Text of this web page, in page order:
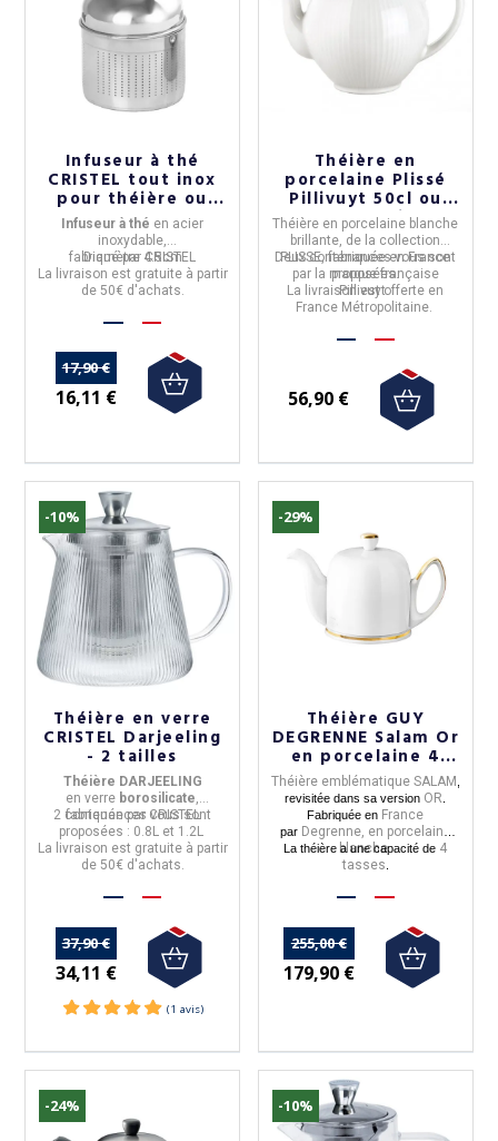
(5 avis)
Infuseur à thé
CRISTEL tout inox
pour théière ou
mug
Infuseur à thé en acier
inoxydable
fabriqué parCRISTEL
Diamètre 4.5cm
La livraison est gratuite à partir
de 50€ d'achats.
17,90 €
16,11 €
Théière en
porcelaine Plissé
Pillivuyt 50cl ou
150cl - 2 tailles
Théière en porcelaine blanche
brillante , de la collection
PLISSE, fabriquée enFrance
par la marque française
Pillivuyt.
Deux contenances vous sont
proposées.
La livraison est offerte en
France Métropolitaine.
56,90 €
-10%
Théière en verre
CRISTEL Darjeeling
- 2 tailles
Théière DARJEELING
enverre borosilicate,
fabriquée par CRISTEL
2 contenances vous sont
proposées : 0.8L et 1.2L
La livraison est gratuite à partir
de 50€ d'achats.
37,90 €
34,11 €
-29%
Théière GUY
DEGRENNE Salam Or
en porcelaine 4
tasses
Théière emblématique SALAM
revisitée dans sa version OR
Fabriquée en France
par Degrenne, en porcelaine
blanche.
La théière a une capacité de 4
tasses
255,00 €
179,90 €
-24% -10%